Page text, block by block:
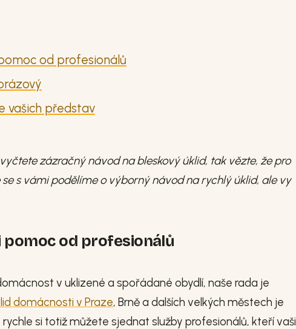
od profesionálů
vašich představ
zázračný návod na bleskový úklid, tak vězte, že pro
s vámi podělíme o výborný návod na rychlý úklid, ale vy
pomoc od profesionálů
v uklizené a spořádané obydlí, naše rada je
domácnosti v Praze, Brně a dalších velkých městech je
si totiž můžete sjednat služby profesionálů, kteří vaši